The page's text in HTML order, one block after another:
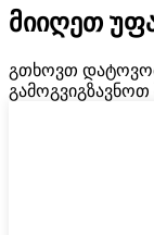
მიიღეთ
გთხოვთ
გამოგვიგზავნოთ